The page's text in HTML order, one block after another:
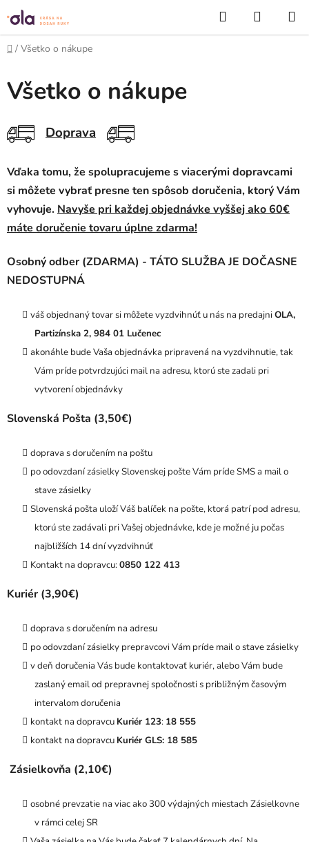
Prejsť
na
obsah
Hľadať
KOŠÍK
Domov
/ Všetko o nákupe
Všetko o nákupe
Doprava
Vďaka tomu, že spolupracujeme s viacerými dopravcami
si môžete vybrať presne ten spôsob doručenia, ktorý Vám
vyhovuje. Navyše pri každej objednávke vyššej ako 60€
máte doručenie tovaru úplne zdarma!
Osobný odber (ZDARMA) - TÁTO SLUŽBA JE DOČASNE
NEDOSTUPNÁ
váš objednaný tovar si môžete vyzdvihnúť u nás na predajniOLA,
Partizínska 2, 984 01 Lučenec
akonáhle bude Vaša objednávka pripravená na vyzdvihnutie, tak
Vám príde potvrdzujúci mail na adresu, ktorú ste zadali pri
vytvorení objednávky
Slovenská Pošta (3,50€)
doprava s doručením na poštu
po odovzdaní zásielky Slovenskej pošte Vám príde SMS a mail o
stave zásielky
Slovenská pošta uloží Váš balíček na pošte, ktorá patrí pod adresu,
ktorú ste zadávali pri Vašej objednávke, kde je možné ju počas
najbližších 14 dní vyzdvihnúť
Kontakt na dopravcu:0850 122 413
Kuriér (3,90€)
doprava s doručením na adresu
po odovzdaní zásielky prepravcovi Vám príde mail o stave zásielky
v deň doručenia Vás bude kontaktovať kuriér, alebo Vám bude
zaslaný email od prepravnej spoločnosti s približným časovým
intervalom doručenia
kontakt na dopravcu Kuriér 123: 18 555
kontakt na dopravcu Kuriér GLS: 18 585
Zásielkovňa (2,10€)
osobné prevzatie na viac ako 300 výdajných miestach Zásielkovne
v rámci celej SR